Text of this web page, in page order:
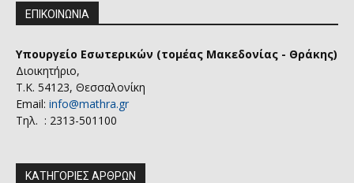
ΕΠΙΚΟΙΝΩΝΙΑ
Υπουργείο Εσωτερικών (τομέας Μακεδονίας - Θράκης)
Διοικητήριο,
Τ.Κ. 54123, Θεσσαλονίκη
Email: info@mathra.gr
Τηλ. : 2313-501100
ΚΑΤΗΓΟΡΙΕΣ ΑΡΘΡΩΝ